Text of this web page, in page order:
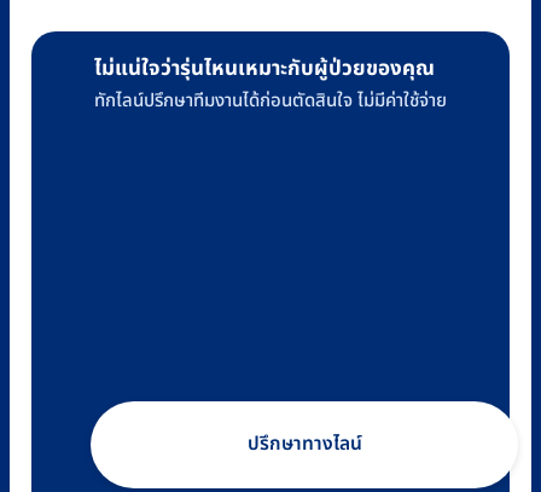
ไม่แน่ใจว่ารุ่นไหนเหมาะกับผู้ป่วยของคุณ
ทักไลน์ปรึกษาทีมงานได้ก่อนตัดสินใจ ไม่มีค่าใช้จ่าย
ปรึกษาทางไลน์